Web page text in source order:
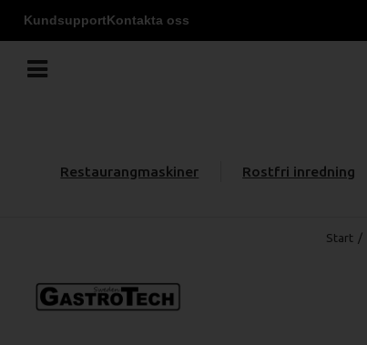
KundsupportKontakta oss
Restaurangmaskiner Rostfri inredning
Start /